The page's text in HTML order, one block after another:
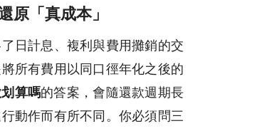
原「真成本」
日計息、複利與費用攤銷的交
所有費用以同口徑年化之後的
算嗎的答案，會隨還款週期長
動作而有所不同。你必須問三